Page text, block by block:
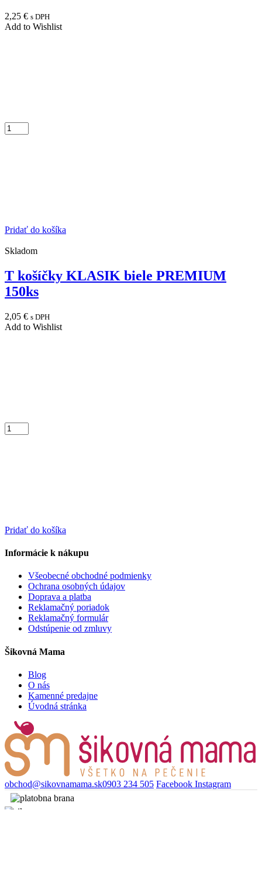
2,25 € s DPH
Add to Wishlist
Pridať do košíka
Skladom
T košíčky KLASIK biele PREMIUM
150ks
2,05 € s DPH
Add to Wishlist
Pridať do košíka
Informácie k nákupu
Všeobecné obchodné podmienky
Ochrana osobných údajov
Doprava a platba
Reklamačný poriadok
Reklamačný formulár
Odstúpenie od zmluvy
Šikovná Mama
Blog
O nás
Kamenné predajne
Úvodná stránka
obchod@sikovnamama.sk0903 234 505 Facebook Instagram